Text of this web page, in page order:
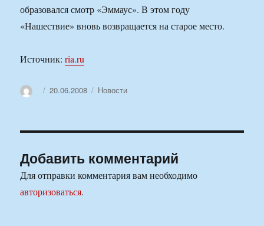
образовался смотр «Эммаус». В этом году
«Нашествие» вновь возвращается на старое место.
Источник:ria.ru
АвторОпубликовано
20.06.2008 Рубрики
Новости
Добавить комментарий
Для отправки комментария вам необходимо
авторизоваться.